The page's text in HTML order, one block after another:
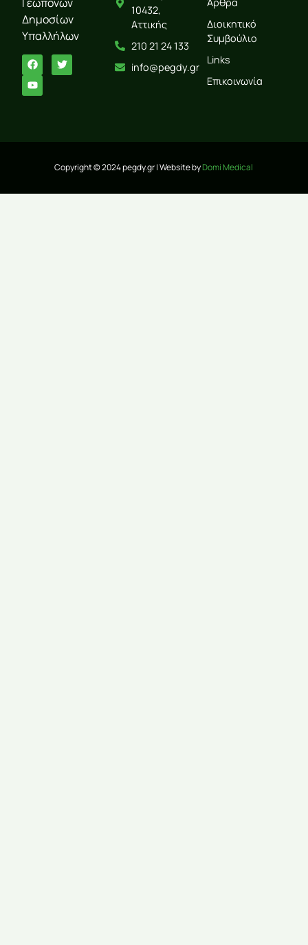
Δημοσίων
Υπαλλήλων
10432,
Αττικής
210 21 24 133
info@pegdy.gr
Διοικητικό
Συμβούλιο
Links
Επικοινωνία
Copyright © 2024 pegdy.gr | Website byDomi Medical